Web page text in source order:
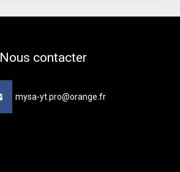
Nous contacter
mysa-yt.pro@orange.fr